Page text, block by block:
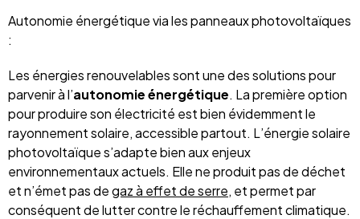
Autonomie énergétique via les panneaux photovoltaïques
:
Les énergies renouvelables sont une des solutions pour
parvenir à l’autonomie énergétique. La première option
pour produire son électricité est bien évidemment le
rayonnement solaire, accessible partout. L’énergie solaire
photovoltaïque s’adapte bien aux enjeux
environnementaux actuels. Elle ne produit pas de déchet
et n’émet pas degaz à effet de serre, et permet par
conséquent de lutter contre le réchauffement climatique.